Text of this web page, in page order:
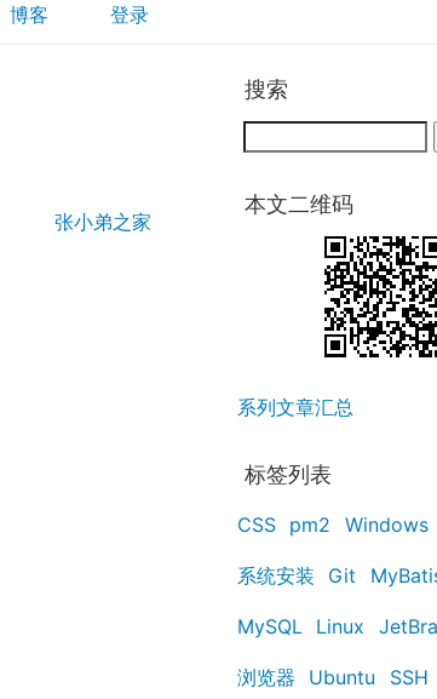
博客 登录
张小弟之家
搜索
本文二维码
系列文章汇总
标签列表
CSS pm2 Windows
系统安装 Git
MySQL Linux
浏览器 Ubuntu SSH